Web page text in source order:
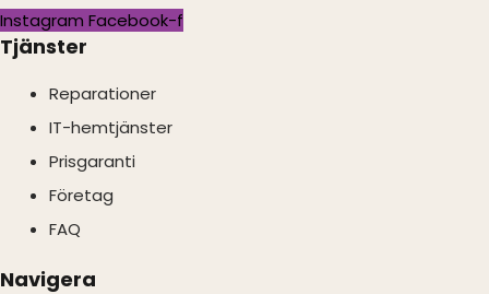
Instagram Facebook-f
Tjänster
Reparationer
IT-hemtjänster
Prisgaranti
Företag
FAQ
Navigera